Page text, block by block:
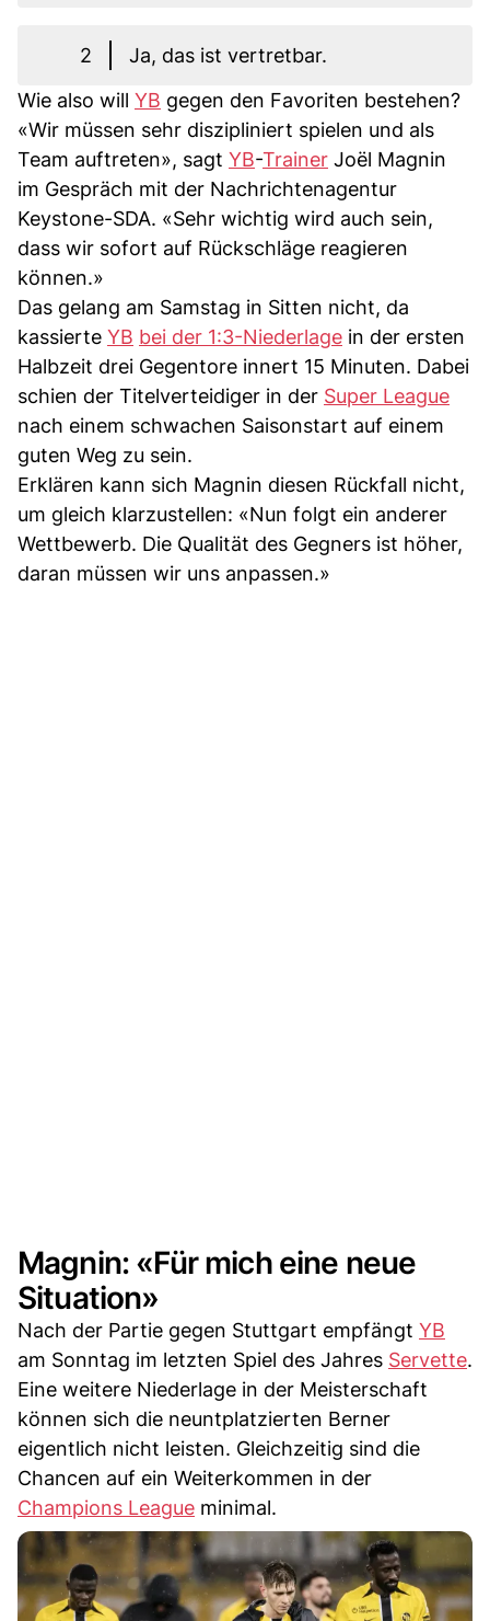
2
Ja, das ist vertretbar.
Wie also will YB gegen den Favoriten bestehen?
«Wir müssen sehr diszipliniert spielen und als
Team auftreten», sagt YB-Trainer Joël Magnin
im Gespräch mit der Nachrichtenagentur
Keystone-SDA. «Sehr wichtig wird auch sein,
dass wir sofort auf Rückschläge reagieren
können.»
Das gelang am Samstag in Sitten nicht, da
kassierte YB bei der 1:3-Niederlage in der ersten
Halbzeit drei Gegentore innert 15 Minuten. Dabei
schien der Titelverteidiger in der Super League
nach einem schwachen Saisonstart auf einem
guten Weg zu sein.
Erklären kann sich Magnin diesen Rückfall nicht,
um gleich klarzustellen: «Nun folgt ein anderer
Wettbewerb. Die Qualität des Gegners ist höher,
daran müssen wir uns anpassen.»
Magnin: «Für mich eine neue
Situation»
Nach der Partie gegen Stuttgart empfängt YB
am Sonntag im letzten Spiel des Jahres Servette.
Eine weitere Niederlage in der Meisterschaft
können sich die neuntplatzierten Berner
eigentlich nicht leisten. Gleichzeitig sind die
Chancen auf ein Weiterkommen in der
Champions League minimal.